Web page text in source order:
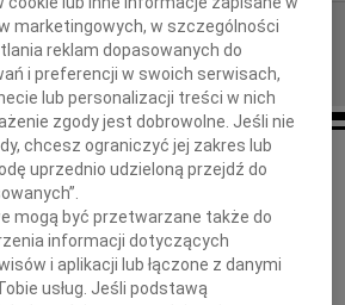
Rodzinie
zmarłego
Eugeniusza Domańskiego
marketingowych, w szczególności
reklam dopasowanych do
i preferencji w swoich serwisach,
lub personalizacji treści w nich
zgody jest dobrowolne. Jeśli nie
chcesz ograniczyć jej zakres lub
uprzednio udzieloną przejdź do
mogą być przetwarzane także do
informacji dotyczących
i aplikacji lub łączone z danymi
usług. Jeśli podstawą